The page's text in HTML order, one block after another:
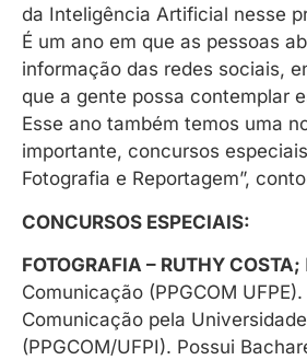
da Inteligência Artificial nesse
É um ano em que as pessoas
informação das redes sociais,
que a gente possa contemplar
Esse ano também temos uma
importante, concursos
Fotografia e Reportagem”,
CONCURSOS ESPECIAIS:
FOTOGRAFIA – RUTHY COSTA;
Comunicação (PPGCOM
Comunicação pela
(PPGCOM/UFPI). Possui